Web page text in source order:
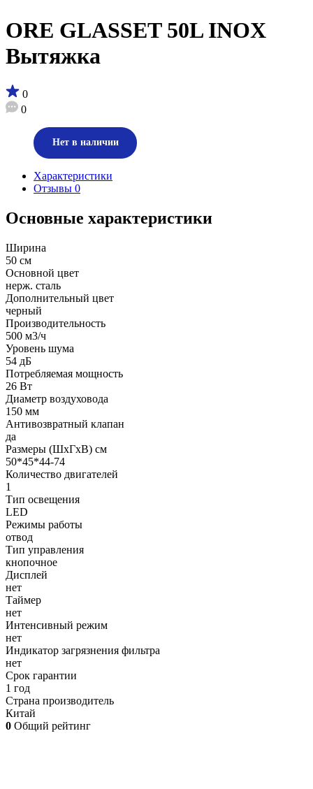
ORE GLASSET 50L INOX
Вытяжка
0
0
Нет в наличии
Характеристики
Отзывы 0
Основные характеристики
Ширина
50 см
Основной цвет
нерж. сталь
Дополнительный цвет
черный
Производительность
500 м3/ч
Уровень шума
54 дБ
Потребляемая мощность
26 Вт
Диаметр воздуховода
150 мм
Антивозвратный клапан
да
Размеры (ШхГхВ) см
50*45*44-74
Количество двигателей
1
Тип освещения
LED
Режимы работы
отвод
Тип управления
кнопочное
Дисплей
нет
Таймер
нет
Интенсивный режим
нет
Индикатор загрязнения фильтра
нет
Срок гарантии
1 год
Страна производитель
Китай
0 Общий рейтинг